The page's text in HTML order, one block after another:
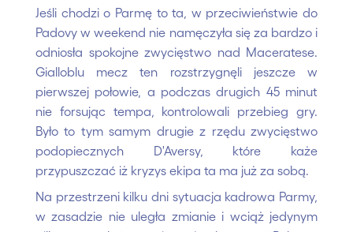
Jeśli chodzi o Parmę to ta, w przeciwieństwie do
Padovy w weekend nie namęczyła się za bardzo i
odniosła spokojne zwycięstwo nad Maceratese.
Gialloblu mecz ten rozstrzygnęli jeszcze w
pierwszej połowie, a podczas drugich 45 minut
nie forsując tempa, kontrolowali przebieg gry.
Było to tym samym drugie z rzędu zwycięstwo
podopiecznych D'Aversy, które każe
przypuszczać iż kryzys ekipa ta ma już za sobą.
Na przestrzeni kilku dni sytuacja kadrowa Parmy,
w zasadzie nie uległa zmianie i wciąż jedynym